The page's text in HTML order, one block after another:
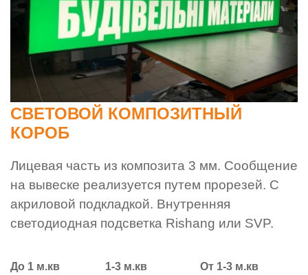
СВЕТОВОЙ КОМПОЗИТНЫЙ
КОРОБ
Лицевая часть из композита 3 мм. Сообщение
на вывеске реализуется путем прорезей. С
акриловой подкладкой. Внутренняя
светодиодная подсветка Rishang или SVP.
До 1 м.кв
1-3 м.кв
От 1-3 м.кв